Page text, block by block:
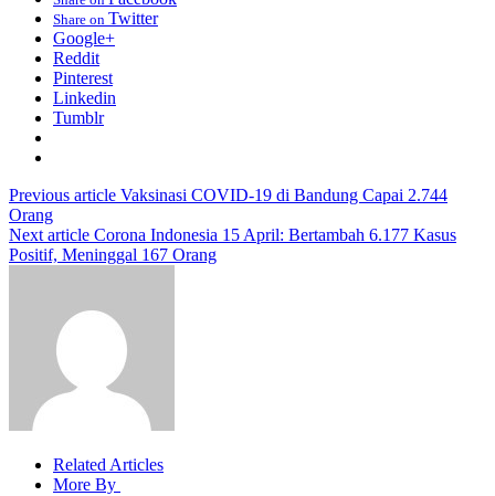
Share on Twitter
Google+
Reddit
Pinterest
Linkedin
Tumblr
Previous article Vaksinasi COVID-19 di Bandung Capai 2.744
Orang
Next article Corona Indonesia 15 April: Bertambah 6.177 Kasus
Positif, Meninggal 167 Orang
Related Articles
More By